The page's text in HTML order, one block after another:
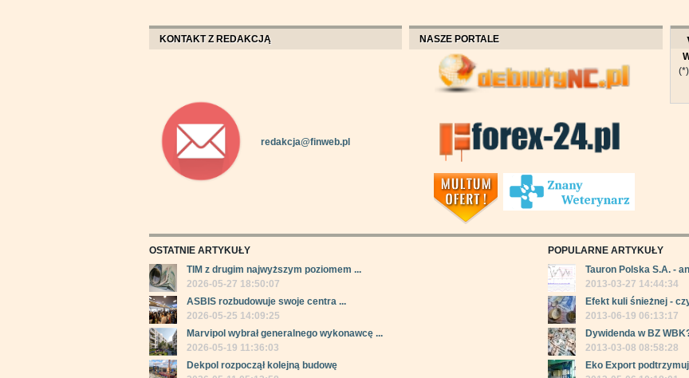
KONTAKT Z REDAKCJĄ
redakcja@finweb.pl
NASZE PORTALE
OSTATNIE ARTYKUŁY
TIM z drugim najwyższym poziomem ...
2026-05-27 18:50:07
ASBIS rozbudowuje swoje centra ...
2026-05-25 14:09:25
Marvipol wybrał generalnego wykonawcę ...
2026-05-19 11:36:03
Dekpol rozpoczął kolejną budowę
POPULARNE ARTYKUŁY
Tauron Polska S.A. -
2013-03-27 14:44:34
Efekt kuli śnieżnej -
2013-06-19 06:13:17
Dywidenda w BZ
2013-03-08 08:58:28
Eko Export